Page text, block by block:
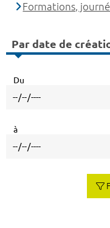
Formations,
Par date de
Du
à